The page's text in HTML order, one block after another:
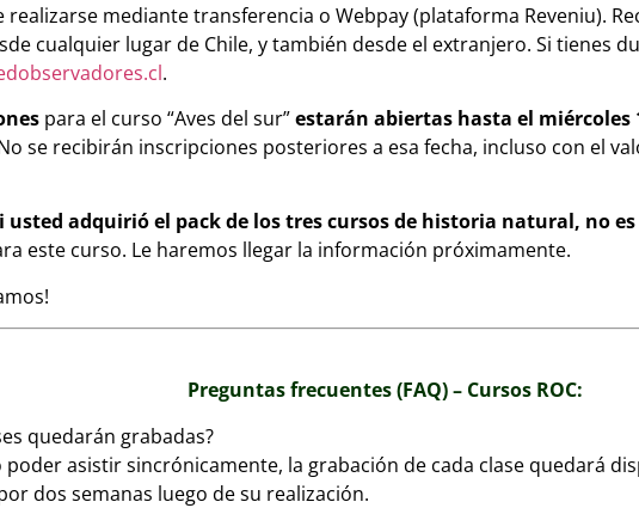
realizarse mediante transferencia o Webpay (plataforma Reveniu).
cualquier lugar de Chile, y también desde el extranjero. Si tienes
.
para el curso “Aves del sur”estarán abiertas hasta el miércoles
se recibirán inscripciones posteriores a esa fecha, incluso con el
usted adquirió el pack de los tres cursos de historia natural, no
este curso. Le haremos llegar la información próximamente.
Preguntas frecuentes (FAQ) – Cursos ROC:
quedarán grabadas?
poder asistir sincrónicamente, la grabación de cada clase quedará
dos semanas luego de su realización.